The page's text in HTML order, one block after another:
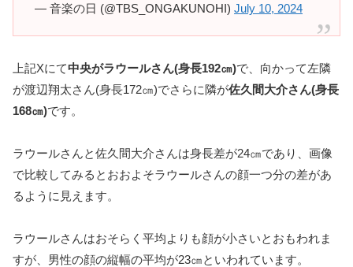
— 音楽の日 (@TBS_ONGAKUNOHI) July 10, 2024
上記Xにて中央がラウールさん(身長192㎝)で、向かって左隣
が渡辺翔太さん(身長172㎝)でさらに隣が佐久間大介さん(身長
168㎝)です。
ラウールさんと佐久間大介さんは身長差が24㎝であり、画像
で比較してみるとおおよそラウールさんの顔一つ分の差があ
るように見えます。
ラウールさんはおそらく平均よりも顔が小さいとおもわれま
すが、男性の顔の縦幅の平均が23㎝といわれています。